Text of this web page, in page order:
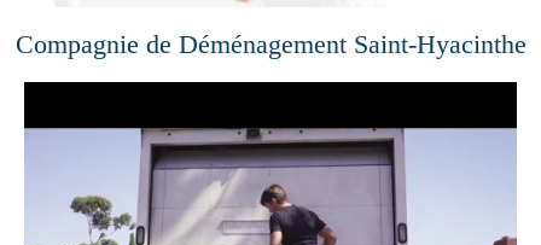
Compagnie de Déménagement Saint-Hyacinthe